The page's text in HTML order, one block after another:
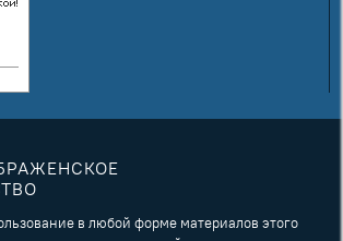
в любой форме материалов этого